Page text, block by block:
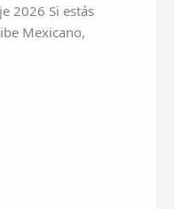
2026 Si estás
Mexicano,